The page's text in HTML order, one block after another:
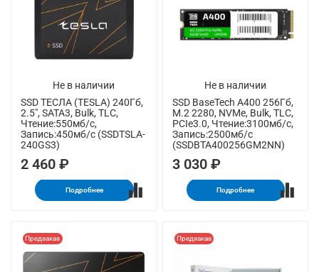
Не в наличии
SSD ТЕСЛА (TESLA) 240Гб,
2.5", SATA3, Bulk, TLC,
Чтение:550мб/с,
Запись:450мб/с (SSDTSLA-
240GS3)
2 460 ₽
Подробнее
Не в наличии
SSD BaseTech A400 256Гб,
M.2 2280, NVMe, Bulk, TLC,
PCIe3.0, Чтение:3100мб/с,
Запись:2500мб/с
(SSDBTA400256GM2NN)
3 030 ₽
Подробнее
Предзаказ Предзаказ